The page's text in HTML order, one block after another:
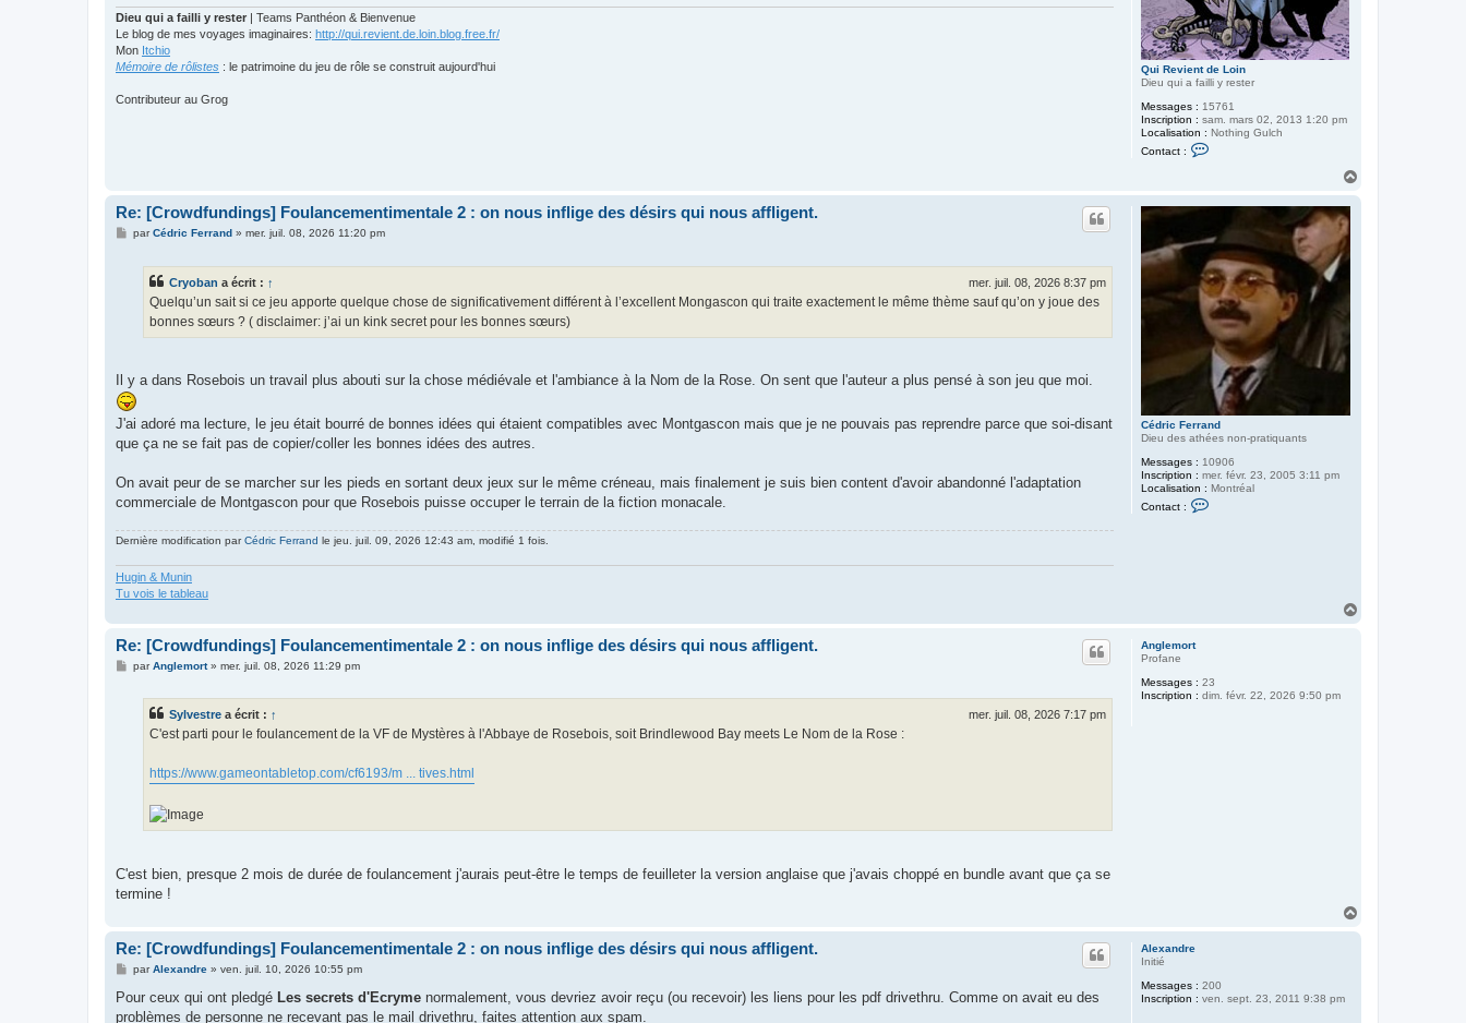
Qui Revient de Loin
Dieu qui a failli y rester
Messages : 15761
Inscription : sam. mars 02, 2013 1:20 pm
Localisation : Nothing Gulch
Contact :
a
c
e
Q
u
i
R
e
i
e
d
e
L
o
i
n
Dieu qui a failli y rester | Teams Panthéon & Bienvenue
Le blog de mes voyages imaginaires: http://qui.revient.de.loin.blog.free.fr/
Mon Itchio
Mémoire de rôlistes : le patrimoine du jeu de rôle se construit aujourd'hui
Contributeur au Grog
Cédric Ferrand
Dieu des athées non-pratiquants
Messages : 10906
Inscription : mer. févr. 23, 2005 3:11 pm
Localisation : Montréal
Contact :
c
F
Re: [Crowdfundings] Foulancementimentale 2 : on nous inflige des désirs qui nous affligent.
MparCédric Ferrand» mer. juil. 08, 2026 11:20 pm
Cryoban a écrit : ↑ mer. juil. 08, 2026 8:37 pm
Quelqu’un sait si ce jeu apporte quelque chose de significativement différent à l’excellent Mongascon qui traite exactement le même thème sauf qu’on y joue des
bonnes sœurs ? ( disclaimer: j’ai un kink secret pour les bonnes sœurs)
Il y a dans Rosebois un travail plus abouti sur la chose médiévale et l'ambiance à la Nom de la Rose. On sent que l'auteur a plus pensé à son jeu que moi.
J'ai adoré ma lecture, le jeu était bourré de bonnes idées qui étaient compatibles avec Montgascon mais que je ne pouvais pas reprendre parce que soi-disant
que ça ne se fait pas de copier/coller les bonnes idées des autres.
On avait peur de se marcher sur les pieds en sortant deux jeux sur le même créneau, mais finalement je suis bien content d'avoir abandonné l'adaptation
commerciale de Montgascon pour que Rosebois puisse occuper le terrain de la fiction monacale.
Dernière modification parCédric Ferrand le jeu. juil. 09, 2026 12:43 am, modifié 1 fois.
Hugin & Munin
Tu vois le tableau
Anglemort
Profane
Messages : 23
Inscription : dim. févr. 22, 2026 9:50 pm
Re: [Crowdfundings] Foulancementimentale 2 : on nous inflige des désirs qui nous affligent.
MparAnglemort» mer. juil. 08, 2026 11:29 pm
Sylvestre a écrit : ↑ mer. juil. 08, 2026 7:17 pm
C'est parti pour le foulancement de la VF de Mystères à l'Abbaye de Rosebois, soit Brindlewood Bay meets Le Nom de la Rose :
https://www.gameontabletop.com/cf6193/m ... tives.html
C'est bien, presque 2 mois de durée de foulancement j'aurais peut-être le temps de feuilleter la version anglaise que j'avais choppé en bundle avant que ça se
termine !
Alexandre
Initié
Messages : 200
Inscription : ven. sept. 23, 2011 9:38 pm
Re: [Crowdfundings] Foulancementimentale 2 : on nous inflige des désirs qui nous affligent.
M
s
a
parAlexandre» ven. juil. 10, 2026 10:55 pm
Pour ceux qui ont pledgé Les secrets d'Ecryme normalement, vous devriez avoir reçu (ou recevoir) les liens pour les pdf drivethru. Comme on avait eu des
problèmes de personne ne recevant pas le mail drivethru, faites attention aux spam.